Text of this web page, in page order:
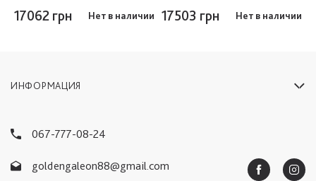
17062 грн Нет в наличии 17503 грн Нет в наличии
ИНФОРМАЦИЯ
067-777-08-24
goldengaleon88@gmail.com